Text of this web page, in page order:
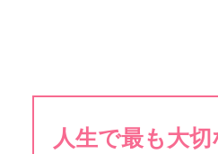
人生で最も大